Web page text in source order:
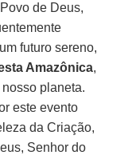
de Deus,
futuro sereno,
Amazônica,
planeta.
este evento
da Criação,
Senhor do